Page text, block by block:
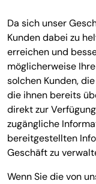
Da sich unser
Kunden dabei zu
erreichen und
möglicherweise
solchen Kunden,
die ihnen bereits
direkt zur
zugängliche
bereitgestellten
Geschäft zu
Wenn Sie die von